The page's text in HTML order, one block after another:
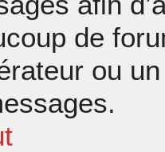
de
ou